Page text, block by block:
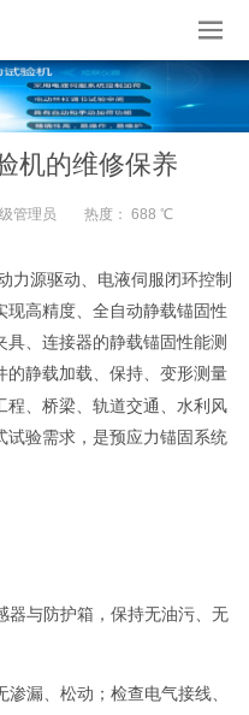
机的维修保养
管理员 热度： 688 ℃
力源驱动、电液伺服闭环控制
高精度、全自动静载锚固性
、连接器的静载锚固性能测
的静载加载、保持、变形测量
程、桥梁、轨道交通、水利风
试验需求，是预应力锚固系统
器与防护箱，保持无油污、无
漏、松动；检查电气接线、